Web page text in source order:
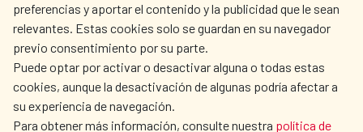
preferencias y aportar el contenido y la publicidad que le sean
relevantes. Estas cookies solo se guardan en su navegador
previo consentimiento por su parte.
Puede optar por activar o desactivar alguna o todas estas
cookies, aunque la desactivación de algunas podría afectar a
su experiencia de navegación.
Para obtener más información, consulte nuestra política de
OUR SOCIAL MEDIA